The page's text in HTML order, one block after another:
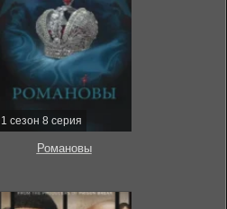
1 сезон 8 серия
Романовы